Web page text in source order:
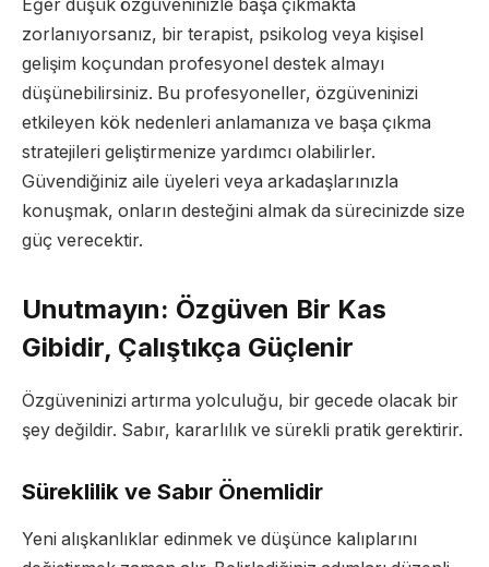
Eğer düşük özgüveninizle başa çıkmakta
zorlanıyorsanız, bir terapist, psikolog veya kişisel
gelişim koçundan profesyonel destek almayı
düşünebilirsiniz. Bu profesyoneller, özgüveninizi
etkileyen kök nedenleri anlamanıza ve başa çıkma
stratejileri geliştirmenize yardımcı olabilirler.
Güvendiğiniz aile üyeleri veya arkadaşlarınızla
konuşmak, onların desteğini almak da sürecinizde size
güç verecektir.
Unutmayın: Özgüven Bir Kas
Gibidir, Çalıştıkça Güçlenir
Özgüveninizi artırma yolculuğu, bir gecede olacak bir
şey değildir. Sabır, kararlılık ve sürekli pratik gerektirir.
Süreklilik ve Sabır Önemlidir
Yeni alışkanlıklar edinmek ve düşünce kalıplarını